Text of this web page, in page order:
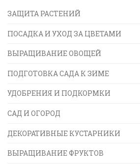
ЗАЩИТА РАСТЕНИЙ
ПОСАДКА И УХОД ЗА ЦВЕТАМИ
ВЫРАЩИВАНИЕ ОВОЩЕЙ
ПОДГОТОВКА САДА К ЗИМЕ
УДОБРЕНИЯ И ПОДКОРМКИ
САД И ОГОРОД
ДЕКОРАТИВНЫЕ КУСТАРНИКИ
ВЫРАЩИВАНИЕ ФРУКТОВ